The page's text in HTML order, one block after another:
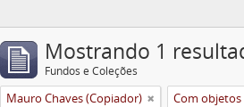
Mostrando 1
Fundos e Coleções
Mauro Chaves (Copiador) Com